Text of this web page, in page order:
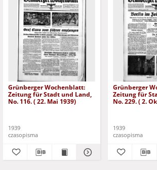
Grünberger Wochenblatt:
Zeitung für Stadt und Land,
No. 116. ( 22. Mai 1939)
1939
czasopisma
Grünberger
Zeitung für
No. 229. ( 2.
1939
czasopisma